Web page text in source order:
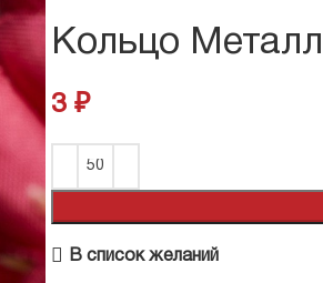
Кольцо
3 ₽
В список желаний